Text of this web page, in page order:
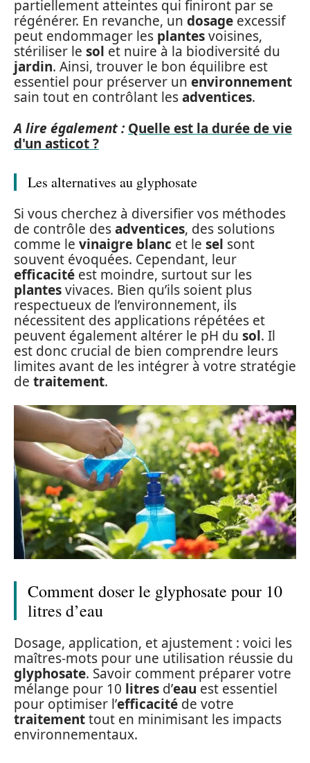
partiellement atteintes qui finiront par se
régénérer. En revanche, un dosage excessif
peut endommager les plantesvoisines,
stériliser le sol et nuire à la biodiversité du
jardin. Ainsi, trouver le bon équilibre est
essentiel pour préserver un environnement
sain tout en contrôlant lesadventices.
A lire également : Quelle est la durée de vie
d'un asticot ?
Les alternatives au glyphosate
Si vous cherchez à diversifier vos méthodes
de contrôle desadventices, des solutions
comme le vinaigre blanc et le sel sont
souvent évoquées. Cependant, leur
efficacité est moindre, surtout sur les
plantesvivaces. Bien qu’ils soient plus
respectueux de l’environnement, ils
nécessitent des applications répétées et
peuvent également altérer le pH du sol. Il
est donc crucial de bien comprendre leurs
limites avant de les intégrer à votre stratégie
de traitement.
Comment doser le glyphosate pour 10
litres d’eau
Dosage, application, et ajustement : voici les
maîtres-mots pour une utilisation réussie du
glyphosate. Savoir comment préparer votre
mélange pour 10 litres d’eau est essentiel
pour optimiser l’efficacité de votre
traitementtout en minimisant les impacts
environnementaux.